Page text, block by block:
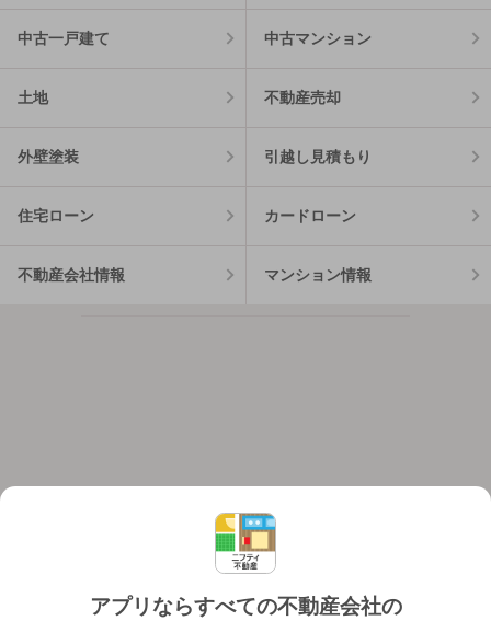
アプリならすべての不動産会社の
中古一戸建て 中古マンション
土地 不動産売却
外壁塗装 引越し見積もり
住宅ローン カードローン
不動産会社情報 マンション情報